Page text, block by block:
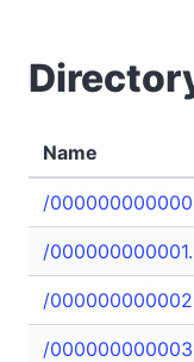
Name
/
/
/
/